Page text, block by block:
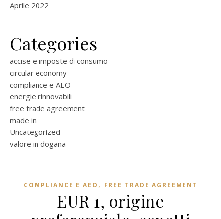
Aprile 2022
Categories
accise e imposte di consumo
circular economy
compliance e AEO
energie rinnovabili
free trade agreement
made in
Uncategorized
valore in dogana
COMPLIANCE E AEO , FREE TRADE AGREEMENT
EUR 1, origine